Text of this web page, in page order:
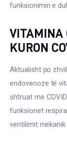
funksionimin e
VITAMINA
KURON
Aktualisht po
endovenoze të
shtruat me
funksionet
ventilimit